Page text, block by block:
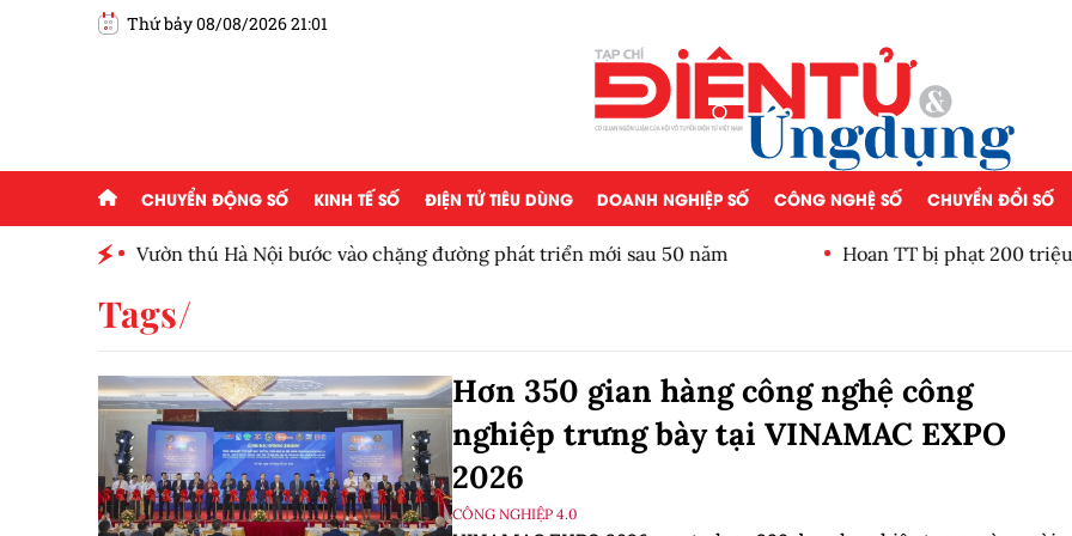
Thứ bảy 08/08/2026 21:01
CHUYỂN ĐỘNG SỐ KINH TẾ SỐ ĐIỆN TỬ TIÊU DÙNG DOANH NGHIỆP SỐ CÔNG NGHỆ SỐ CHUYỂN ĐỔI SỐ
Vườn thú Hà Nội bước vào chặng đường phát triển mới sau 50 năm Hoan TT bị phạt 200 triệu
Tags
Hơn 350 gian hàng công nghệ công
nghiệp trưng bày tại VINAMAC EXPO
2026
CÔNG NGHIỆP 4.0